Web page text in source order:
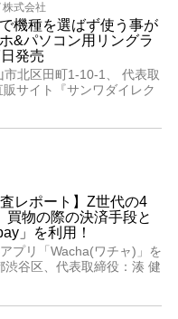
式会社
機種を選ばず使う事が
&パソコン用リングラ
発売
北区田町1-10-1、 代表取
サイト『サンワダイレク
査レポート】Z世代の4
買物の際の決済手段と
」を利用！
プリ「Wacha(ワチャ)」を
谷区、代表取締役：湊 健